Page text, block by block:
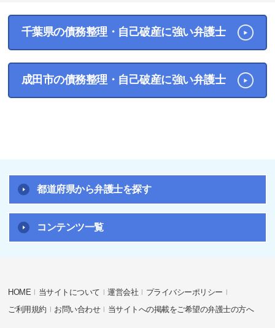
千葉県の債務整理・自己破産に強い弁護士
成田市の債務整理・自己破産に強い弁護士
都道府県から弁護士を探す
コンテンツ一覧
HOME 当サイトについて 運営会社
プライバシーポリシー
ご利用規約
お問い合わせ 当サイトへの掲載をご希望の弁護士の方へ